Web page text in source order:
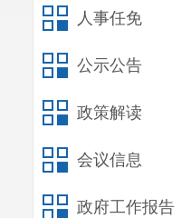
人事任免
公示公告
政策解读
会议信息
政府工作报告